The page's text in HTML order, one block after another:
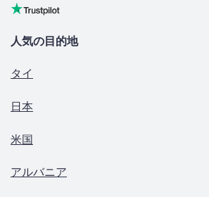
人気の目的地
タイ
日本
米国
アルバニア